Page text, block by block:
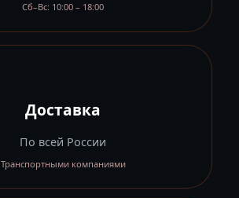
Сб–Вс: 10:00 – 18:00
Доставка
По всей России
Транспортными компаниями